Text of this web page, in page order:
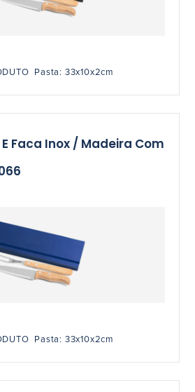
Pasta: 33x10x2cm
Faca Inox / Madeira Com
Pasta: 33x10x2cm